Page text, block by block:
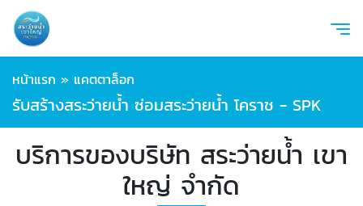
หน้าแรก » แคตตาล็อก
รับสร้างสระว่ายน้ำ ซ่อมสระว่ายน้ำ โคราช - SPK
บริการของบริษัท สระว่ายน้ำ เขา
ใหญ่ จำกัด